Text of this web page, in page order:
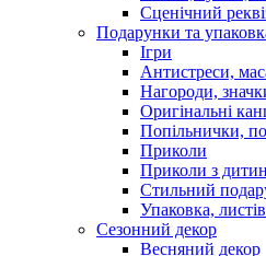
Сценічний
Подарунки та
Ігри
Антистреси,
Нагороди,
Оригінальні
Попільнички,
Приколи
Приколи з
Стильний
Упаковка,
Сезонний декор
Весняний декор